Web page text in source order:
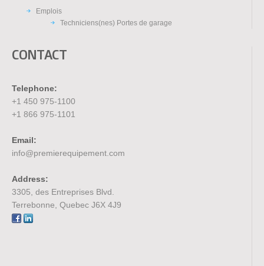
Emplois
Techniciens(nes) Portes de garage
CONTACT
Telephone:
+1 450 975-1100
+1 866 975-1101
Email:
info@premierequipement.com
Address:
3305, des Entreprises Blvd.
Terrebonne, Quebec J6X 4J9